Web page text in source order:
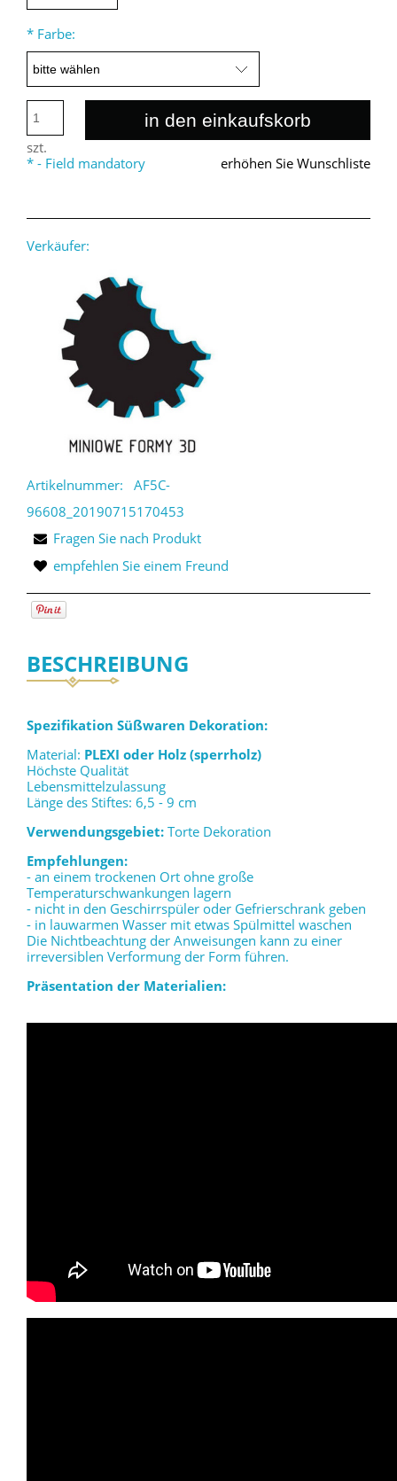
* Farbe:
szt.
in den einkaufskorb
erhöhen Sie Wunschliste
* - Field mandatory
Verkäufer:
Artikelnummer:
AF5C-
96608_20190715170453
Fragen Sie nach Produkt
empfehlen Sie einem Freund
BESCHREIBUNG
Spezifikation Süßwaren Dekoration:
Material: PLEXI oder Holz (sperrholz)
Höchste Qualität
Lebensmittelzulassung
Länge des Stiftes: 6,5 - 9 cm
Verwendungsgebiet: Torte Dekoration
Empfehlungen:
- an einem trockenen Ort ohne große
Temperaturschwankungen lagern
- nicht in den Geschirrspüler oder Gefrierschrank geben
- in lauwarmen Wasser mit etwas Spülmittel waschen
Die Nichtbeachtung der Anweisungen kann zu einer
irreversiblen Verformung der Form führen.
Präsentation der Materialien: